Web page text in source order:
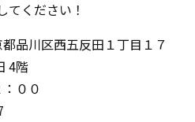
てください！
品川区西五反田１丁目１７
4階
００